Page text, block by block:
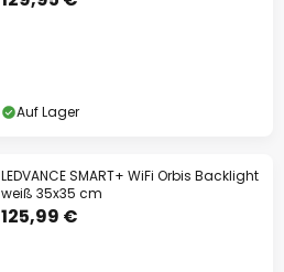
Auf Lager
LEDVANCE SMART+ WiFi Orbis Backlight
weiß 35x35 cm
125,99 €